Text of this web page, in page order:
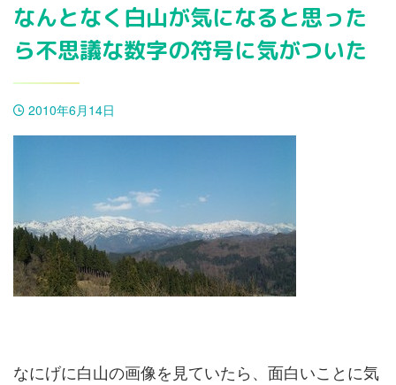
なんとなく白山が気になると思った
ら不思議な数字の符号に気がついた
2010年6月14日
なにげに白山の画像を見ていたら、面白いことに気